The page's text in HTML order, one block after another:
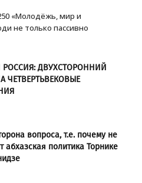
«Молодёжь, мир и
не только пассивно
РОССИЯ: ДВУХСТОРОННИЙ
ЧЕТВЕРТЬВЕКОВЫЕ
вопроса, т.е. почему не
абхазская политика Торнике